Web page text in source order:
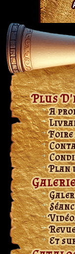
Plus
A
Foire
Plan
Et